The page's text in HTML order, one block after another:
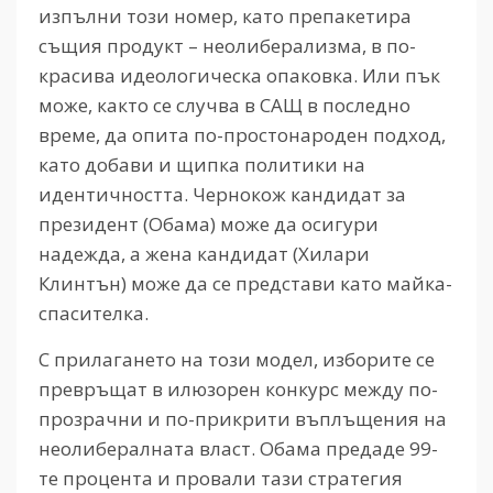
изпълни този номер, като препакетира
същия продукт – неолиберализма, в по-
красива идеологическа опаковка. Или пък
може, както се случва в САЩ в последно
време, да опита по-простонароден подход,
като добави и щипка политики на
идентичността. Чернокож кандидат за
президент (Обама) може да осигури
надежда, а жена кандидат (Хилари
Клинтън) може да се представи като майка-
спасителка.
С прилагането на този модел, изборите се
превръщат в илюзорен конкурс между по-
прозрачни и по-прикрити въплъщения на
неолибералната власт. Обама предаде 99-
те процента и провали тази стратегия